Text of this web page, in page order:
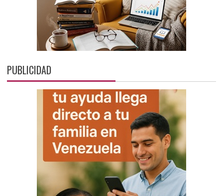
PUBLICIDAD